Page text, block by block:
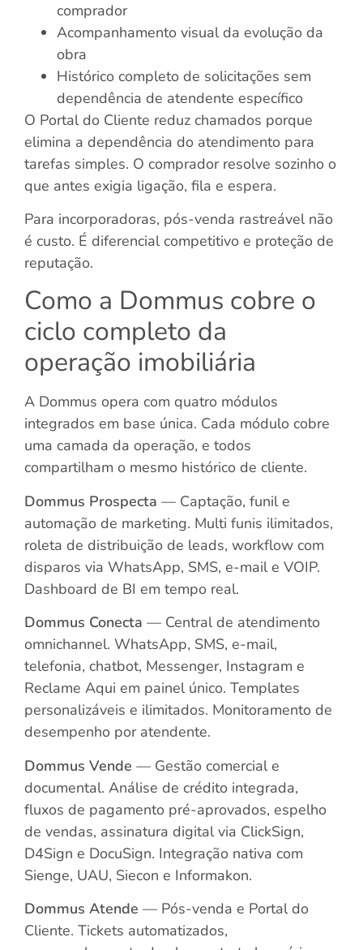
comprador
Acompanhamento visual da evolução da
obra
Histórico completo de solicitações sem
dependência de atendente específico
O Portal do Cliente reduz chamados porque
elimina a dependência do atendimento para
tarefas simples. O comprador resolve sozinho o
que antes exigia ligação, fila e espera.
Para incorporadoras, pós-venda rastreável não
é custo. É diferencial competitivo e proteção de
reputação.
Como a Dommus cobre o
ciclo completo da
operação imobiliária
A Dommus opera com quatro módulos
integrados em base única. Cada módulo cobre
uma camada da operação, e todos
compartilham o mesmo histórico de cliente.
Dommus Prospecta — Captação, funil e
automação de marketing. Multi funis ilimitados,
roleta de distribuição de leads, workflow com
disparos via WhatsApp, SMS, e-mail e VOIP.
Dashboard de BI em tempo real.
Dommus Conecta — Central de atendimento
omnichannel. WhatsApp, SMS, e-mail,
telefonia, chatbot, Messenger, Instagram e
Reclame Aqui em painel único. Templates
personalizáveis e ilimitados. Monitoramento de
desempenho por atendente.
Dommus Vende — Gestão comercial e
documental. Análise de crédito integrada,
fluxos de pagamento pré-aprovados, espelho
de vendas, assinatura digital via ClickSign,
D4Sign e DocuSign. Integração nativa com
Sienge, UAU, Siecon e Informakon.
Dommus Atende — Pós-venda e Portal do
Cliente. Tickets automatizados,